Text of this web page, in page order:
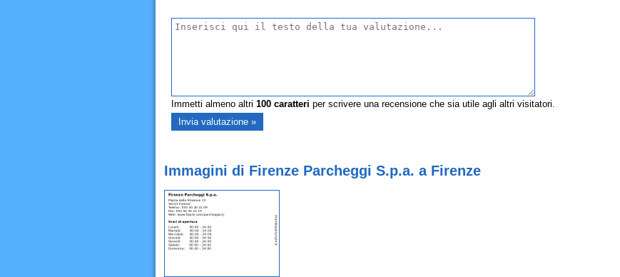
Immetti almeno altri 100caratteri per scrivere una recensione che sia utile agli altri visitatori.
Immagini di Firenze Parcheggi S.p.a. a Firenze